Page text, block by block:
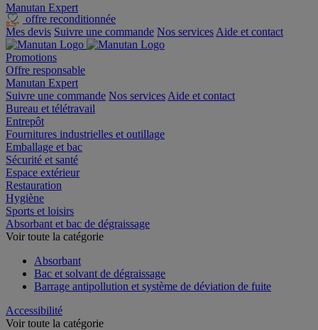
Manutan Expert
offre reconditionnée
Mes devis Suivre une commande Nos services Aide et contact
Promotions
Offre responsable
Manutan Expert
Suivre une commande Nos services Aide et contact
Bureau et télétravail
Entrepôt
Fournitures industrielles et outillage
Emballage et bac
Sécurité et santé
Espace extérieur
Restauration
Hygiène
Sports et loisirs
Absorbant et bac de dégraissage
Voir toute la catégorie
Absorbant
Bac et solvant de dégraissage
Barrage antipollution et système de déviation de fuite
Accessibilité
Voir toute la catégorie